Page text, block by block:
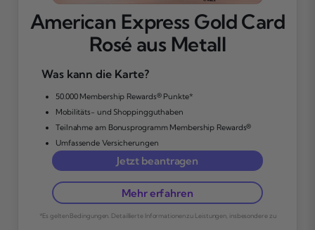
American Express Gold Card
Rosé aus Metall
Was kann die Karte?
50.000 Membership Rewards® Punkte*
Mobilitäts- und Shoppingguthaben
Teilnahme am Bonusprogramm Membership Rewards®
Umfassende Versicherungen
Jetzt beantragen
Mehr erfahren
*Es gelten Bedingungen. Detaillierte Informationen zu Leistungen, insbesondere zu